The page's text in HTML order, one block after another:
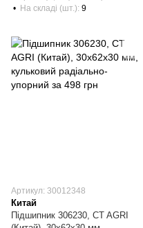
На складі (шт.) 9
Артикул: 30012348
Китай
Підшипник 306230, CT AGRI